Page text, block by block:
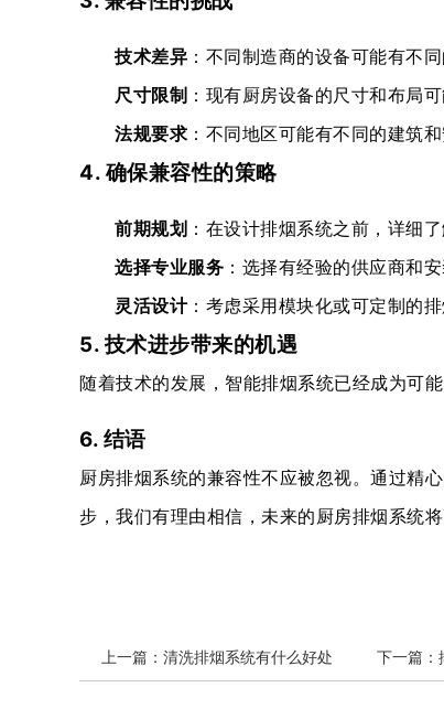
技术差异 ：不同制造商的设备可能有不
尺寸限制 ：现有厨房设备的尺寸和布局
法规要求：不同地区可能有不同的建筑
4. 确保兼容性的策略
前期规划 ：在设计排烟系统之前，详细
选择专业服务 ：选择有经验的供应商和
灵活设计：考虑采用模块化或可定制的
5. 技术进步带来的机遇
随着技术的发展，智能排烟系统已经成为可
6. 结语
厨房排烟系统的兼容性不应被忽视。通过精
步，我们有理由相信，未来的厨房排烟系统
上一篇： 清洗排烟系统有什么好处 下一篇：